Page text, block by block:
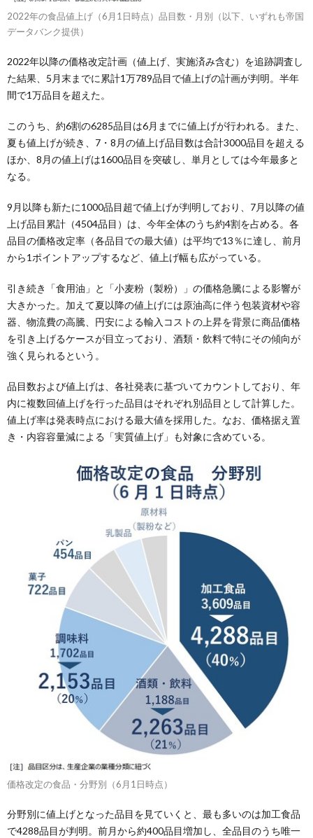
2022年の食品値上げ（6月1日時点）品目数・月別（以下、いずれも帝国
データバンク提供）
2022年以降の価格改定計画（値上げ、実施済み含む）を追跡調査し
た結果、5月末までに累計1万789品目で値上げの計画が判明。半年
間で1万品目を超えた。
このうち、約6割の6285品目は6月までに値上げが行われる。また、
夏も値上げが続き、7・8月の値上げ品目数は合計3000品目を超える
ほか、8月の値上げは1600品目を突破し、単月としては今年最多と
なる。
9月以降も新たに1000品目超で値上げが判明しており、7月以降の値
上げ品目累計（4504品目）は、今年全体のうち約4割を占める。各
品目の価格改定率（各品目での最大値）は平均で13％に達し、前月
から1ポイントアップするなど、値上げ幅も広がっている。
引き続き「食用油」と「小麦粉（製粉）」の価格急騰による影響が
大きかった。加えて夏以降の値上げには原油高に伴う包装資材や容
器、物流費の高騰、円安による輸入コストの上昇を背景に商品価格
を引き上げるケースが目立っており、酒類・飲料で特にその傾向が
強く見られるという。
品目数および値上げは、各社発表に基づいてカウントしており、年
内に複数回値上げを行った品目はそれぞれ別品目として計算した。
値上げ率は発表時点における最大値を採用した。なお、価格据え置
き・内容容量減による「実質値上げ」も対象に含めている。
価格改定の食品・分野別（6月1日時点）
分野別に値上げとなった品目を見ていくと、最も多いのは加工食品
で4288品目が判明。前月から約400品目増加し、全品目のうち唯一